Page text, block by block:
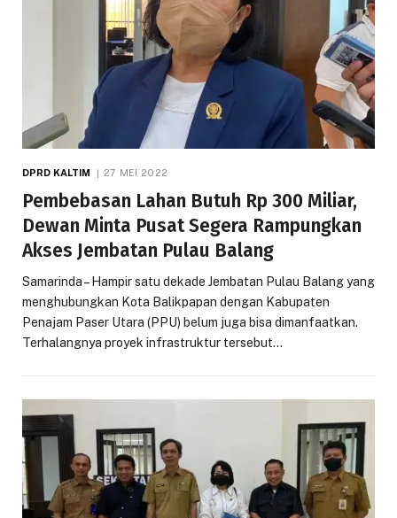
DPRD KALTIM 27 MEI 2022
Pembebasan Lahan Butuh Rp 300 Miliar,
Dewan Minta Pusat Segera Rampungkan
Akses Jembatan Pulau Balang
Samarinda – Hampir satu dekade Jembatan Pulau Balang yang
menghubungkan Kota Balikpapan dengan Kabupaten
Penajam Paser Utara (PPU) belum juga bisa dimanfaatkan.
Terhalangnya proyek infrastruktur tersebut…